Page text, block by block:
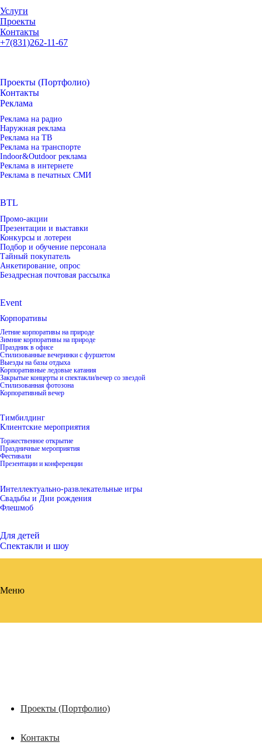
Услуги
Проекты
Контакты
+7(831)262-11-67
Проекты (Портфолио)
Контакты
Реклама
Реклама на радио
Наружная реклама
Реклама на ТВ
Реклама на транспорте
Indoor&Outdoor реклама
Реклама в интернете
Реклама в печатных СМИ
BTL
Промо-акции
Презентации и выставки
Конкурсы и лотереи
Подбор и обучение персонала
Тайный покупатель
Анкетирование, опрос
Безадресная почтовая рассылка
Event
Корпоративы
Летние корпоративы на природе
Зимние корпоративы на природе
Праздник в офисе
Стилизованные вечеринки с фуршетом
Выезды на базы отдыха
Корпоративные ледовые катания
Закрытые концерты и спектакли/вечер со звездой
Стилизованная фотозона
Корпоративный вечер
Тимбилдинг
Клиентские мероприятия
Торжественное открытие
Праздничные мероприятия
Фестивали
Презентации и конференции
Интеллектуально-развлекательные игры
Свадьбы и Дни рождения
Флешмоб
Для детей
Спектакли и шоу
Меню
Проекты (Портфолио)
Контакты